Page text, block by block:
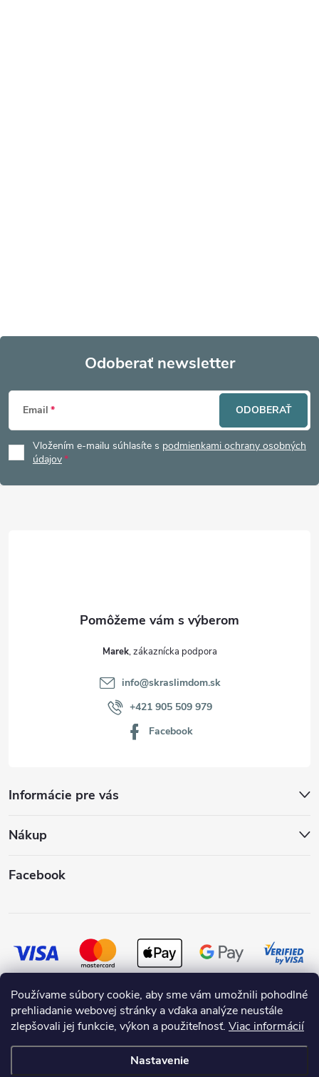
Používame súbory cookie, aby sme vám umožnili pohodlné
prehliadanie webovej stránky a vďaka analýze neustále
zlepšovali jej funkcie, výkon a použiteľnosť. Viac informácií
Nastavenie
Z
á
p
Odoberať newsletter
Email
Vložením e-mailu súhlasíte s podmienkami ochrany osobných
údajov
ODOBERAŤ
Informácie pre vás
Nákup
Marek
info@skraslimdom.sk
+421 905 509 979
Facebook
Facebook